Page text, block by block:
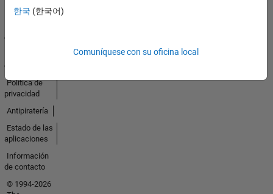
한국 (한국어)
Comuníquese con su oficina local
confianza
comerciales
Política de
privacidad
Antipiratería
Estado de las
aplicaciones
Información
de contacto
© 1994-2026